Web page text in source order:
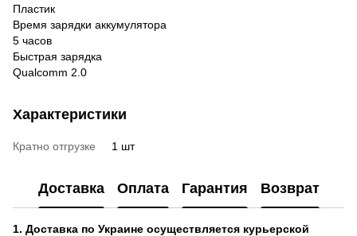
Пластик
Время зарядки аккумулятора
5 часов
Быстрая зарядка
Qualcomm 2.0
Характеристики
Кратно отгрузке 1 шт
Доставка Оплата Гарантия Возврат
1. Доставка по Украине осуществляется курьерской